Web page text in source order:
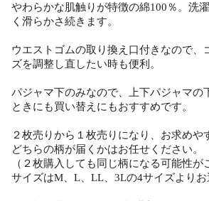
やわらかな肌触りが特徴の綿100％。洗
く滑らかさ続きます。
ウエストゴムの取り換え口付きなので、
ズを調整し直したい時も便利。
パジャマ下のみなので、上下パジャマの
ときにも買い替えにもおすすめです。
２枚売りから１枚売りになり、お求めや
どちらの柄が届くかはお任せください。
（２枚購入しても同じ柄になる可能性が
サイズはM、L、LL、3Lの4サイズよりお